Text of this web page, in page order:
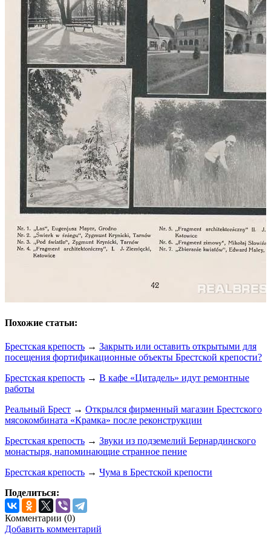
Похожие статьи:
Брестская крепость → Закрыть или оставить открытыми для
посещения фортификационные объекты Брестской крепости?
Брестская крепость → В кафе «Цитадель» идут ремонтные
работы
Реальный Брест → Открылся фирменный магазин Брестского
мясокомбината «Крамка» после реконструкции
Брестская крепость → Звуки из подземелий Бернардинского
монастыря, напоминающие странное пение
Брестская крепость → Чума в Брестской крепости
Поделиться:
Комментарии (0)
Добавить комментарий